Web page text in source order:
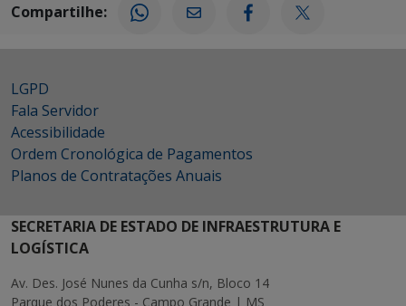
Compartilhe:
LGPD
Fala Servidor
Acessibilidade
Ordem Cronológica de Pagamentos
Planos de Contratações Anuais
SECRETARIA DE ESTADO DE INFRAESTRUTURA E
LOGÍSTICA
Av. Des. José Nunes da Cunha s/n, Bloco 14
Parque dos Poderes - Campo Grande | MS